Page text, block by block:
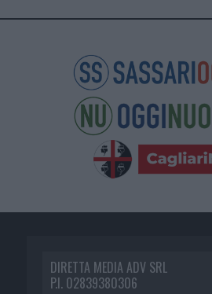
DIRETTA MEDIA ADV SRL
P.I. 02839380306